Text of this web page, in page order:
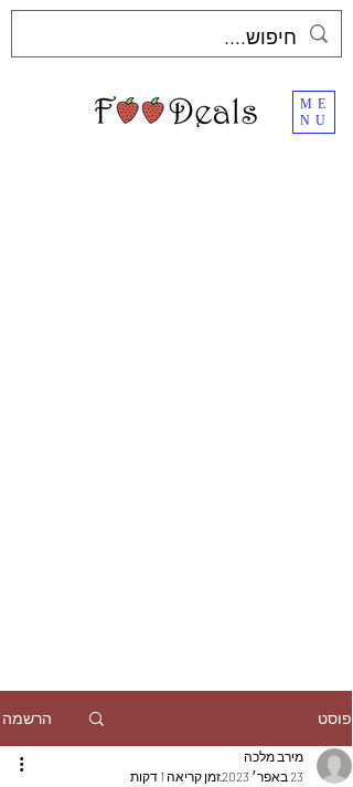
ME
NU
פוסט הרשמה
מירב מלכה
23 באפר׳ 2023
זמן קריאה 1 דקות